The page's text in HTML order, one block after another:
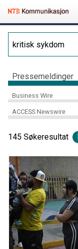
Pressemeldinger
Business Wire
ACCESS Newswire
145 Søkeresultat